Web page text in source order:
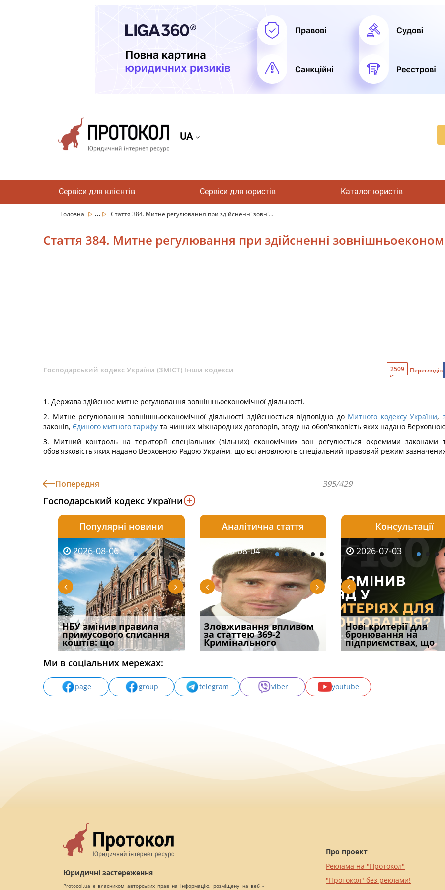
UA
Сервіси для клієнтів Сервіси для юристів Каталог юристів
Головна ... Стаття 384. Митне регулювання при здійсненні зовні...
Стаття 384. Митне регулювання при здійсненні
Господарський кодекс України (ЗМІСТ) Інши кодекси 2509 Переглядів
1. Держава здійснює митне регулювання зовнішньоекономічної діяльності.
2. Митне регулювання зовнішньоекономічної діяльності здійснюється відповідно до Митного кодексу України,
законів, Єдиного митного тарифу та чинних міжнародних договорів, згоду на обов'язковість яких надано
3. Митний контроль на території спеціальних (вільних) економічних зон регулюється окремими
обов'язковість яких надано Верховною Радою України, що встановлюють спеціальний правовий режим зазначених
Попередня 395/429
Господарський кодекс України
Популярні новини
2026-08-06
НБУ змінив правила
примусового списання
коштів: що
2026-08-05
Правомірним і
ефективним способом
захисту речових
2026-08-05
Чоловік помер, але
позика залишилася: як
фраза «на
Аналітична стаття
2026-08-03
Водії можуть отримати
компенсацію за
незаконні дії
2026-08-04
Зловживання впливом
за статтею 369-2
Кримінального
2026-08-04
Переоформлення
відстрочки за іншою
підставою: нов
Консультації
2026-05-25
Кого з юристів замінить
ШІ, а хто зароблятиме
міль
2026-07-03
Нові критерії для
бронювання на
підприємствах, що
2026-07-30
Восьмий ААС
підтвердив, що
може скас
Ми в соціальних мережах:
page group telegram viber youtube
Юридичні застереження
Protocol.ua є власником авторських прав на інформацію, розміщену на веб -
Про проект
Реклама на "Протокол"
"Протокол" без реклами!